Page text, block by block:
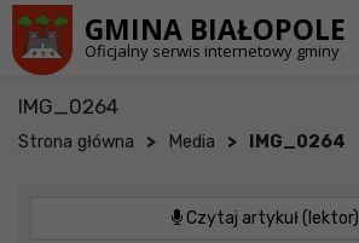
GMINA BIAŁOPOLE
Oficjalny serwis internetowy gminy
IMG_0264
Strona główna > Media > IMG_0264
Czytaj artykuł (lektor)